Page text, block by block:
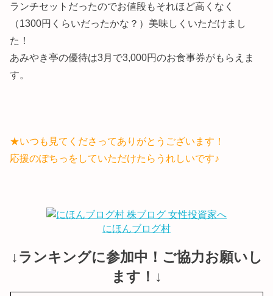
ランチセットだったのでお値段もそれほど高くなく
（1300円くらいだったかな？）美味しくいただけまし
た！
あみやき亭の優待は3月で3,000円のお食事券がもらえま
す。
★いつも見てくださってありがとうございます！
応援のぽちっをしていただけたらうれしいです♪
にほんブログ村
↓ランキングに参加中！ご協力お願いし
ます！↓